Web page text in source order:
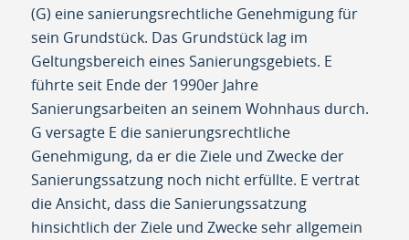
(G) eine sanierungsrechtliche Genehmigung für
sein Grundstück. Das Grundstück lag im
Geltungsbereich eines Sanierungsgebiets. E
führte seit Ende der 1990er Jahre
Sanierungsarbeiten an seinem Wohnhaus durch.
G versagte E die sanierungsrechtliche
Genehmigung, da er die Ziele und Zwecke der
Sanierungssatzung noch nicht erfüllte. E vertrat
die Ansicht, dass die Sanierungssatzung
hinsichtlich der Ziele und Zwecke sehr allgemein